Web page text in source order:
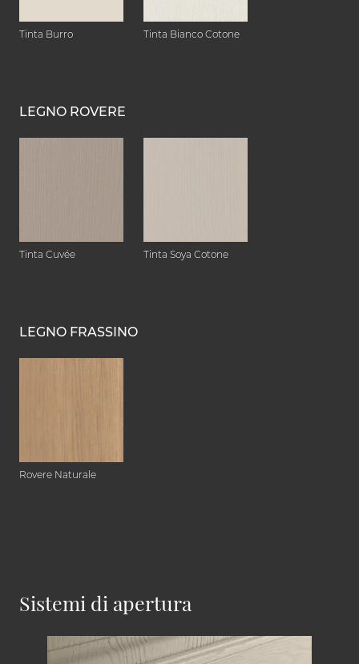
Tinta Burro Tinta Bianco Cotone
LEGNO ROVERE
Tinta Cuvée Tinta Soya Cotone
LEGNO FRASSINO
Rovere Naturale
Sistemi di apertura